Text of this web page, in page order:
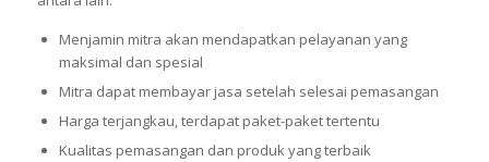
Menjamin mitra akan mendapatkan pelayanan yang
maksimal dan spesial
Mitra dapat membayar jasa setelah selesai pemasangan
Harga terjangkau, terdapat paket-paket tertentu
Kualitas pemasangan dan produk yang terbaik